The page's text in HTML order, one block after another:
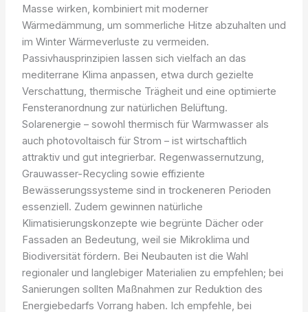
Masse wirken, kombiniert mit moderner
Wärmedämmung, um sommerliche Hitze abzuhalten und
im Winter Wärmeverluste zu vermeiden.
Passivhausprinzipien lassen sich vielfach an das
mediterrane Klima anpassen, etwa durch gezielte
Verschattung, thermische Trägheit und eine optimierte
Fensteranordnung zur natürlichen Belüftung.
Solarenergie – sowohl thermisch für Warmwasser als
auch photovoltaisch für Strom – ist wirtschaftlich
attraktiv und gut integrierbar. Regenwassernutzung,
Grauwasser-Recycling sowie effiziente
Bewässerungssysteme sind in trockeneren Perioden
essenziell. Zudem gewinnen natürliche
Klimatisierungskonzepte wie begrünte Dächer oder
Fassaden an Bedeutung, weil sie Mikroklima und
Biodiversität fördern. Bei Neubauten ist die Wahl
regionaler und langlebiger Materialien zu empfehlen; bei
Sanierungen sollten Maßnahmen zur Reduktion des
Energiebedarfs Vorrang haben. Ich empfehle, bei